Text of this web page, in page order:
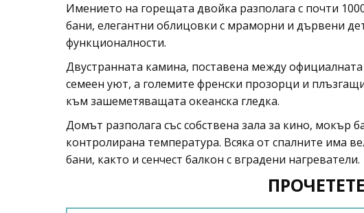
Имението на горещата двойка разполага с почти
бани, елегантни облицовки с мраморни и дървени
функционалности.
Двустранната камина, поставена между
семеен уют, а големите френски прозорци и
към зашеметяващата океанска гледка.
Домът разполага със собствена зала за кино, мокър
контролирана температура. Всяка от спалните има
бани, както и сенчест балкон с вградени нагреватели.